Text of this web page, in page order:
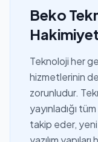
Beko
Teknoloji her
hizmetlerinin
zorunludur.
yayınladığı
takip eder, yeni